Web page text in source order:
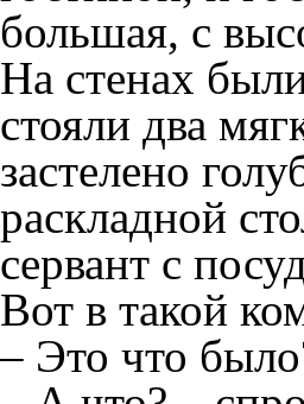
большая, с
На стенах
стояли два
застелено
раскладной
сервант с
Вот в такой
– Это что